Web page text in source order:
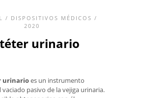
/ DISPOSITIVOS MÉDICOS /
2020
urinario
urinarioes un instrumento
vaciado pasivo de la vejiga urinaria.